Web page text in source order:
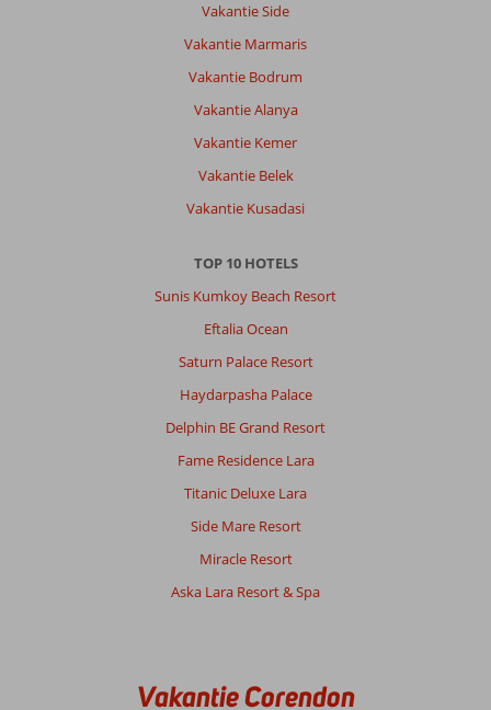
Vakantie Side
Vakantie Marmaris
Vakantie Bodrum
Vakantie Alanya
Vakantie Kemer
Vakantie Belek
Vakantie Kusadasi
TOP 10 HOTELS
Sunis Kumkoy Beach Resort
Eftalia Ocean
Saturn Palace Resort
Haydarpasha Palace
Delphin BE Grand Resort
Fame Residence Lara
Titanic Deluxe Lara
Side Mare Resort
Miracle Resort
Aska Lara Resort & Spa
Vakantie Corendon